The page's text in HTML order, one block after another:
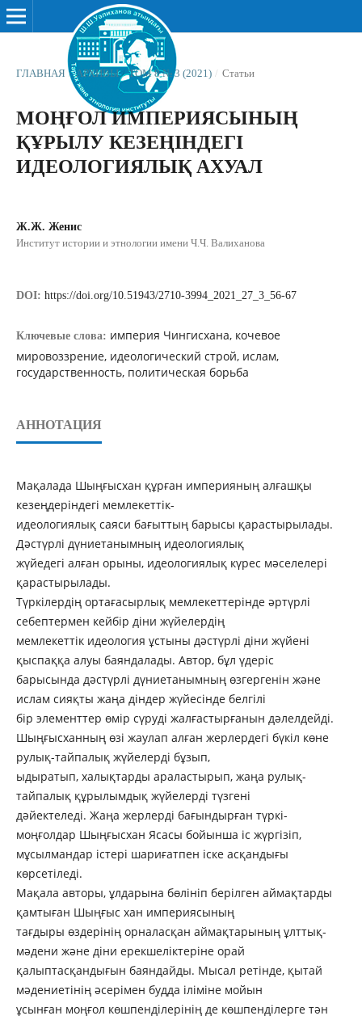
ГЛАВНАЯ / АРХИВЫ / ТОМ 8 № 3 (2021) / Статьи
МОҢҒОЛ ИМПЕРИЯСЫНЫҢ
ҚҰРЫЛУ КЕЗЕҢІНДЕГІ
ИДЕОЛОГИЯЛЫҚ АХУАЛ
Ж.Ж. Женис
Институт истории и этнологии имени Ч.Ч. Валиханова
DOI: https://doi.org/10.51943/2710-3994_2021_27_3_56-67
Ключевые слова: империя Чингисхана, кочевое
мировоззрение, идеологический строй, ислам,
государственность, политическая борьба
АННОТАЦИЯ
Мақалада Шыңғысхан құрған империяның алғашқы
кезеңдеріндегі мемлекеттік-
идеологиялық саяси бағыттың барысы қарастырылады.
Дәстүрлі дүниетанымның идеологиялық
жүйедегі алған орыны, идеологиялық күрес мәселелері
қарастырылады.
Түркілердің ортағасырлық мемлекеттерінде әртүрлі
себептермен кейбір діни жүйелердің
мемлекеттік идеология ұстыны дәстүрлі діни жүйені
қыспаққа алуы баяндалады. Автор, бұл үдеріс
барысында дәстүрлі дүниетанымның өзгергенін және
ислам сияқты жаңа діндер жүйесінде белгілі
бір элементтер өмір сүруді жалғастырғанын дәлелдейді.
Шыңғысханның өзi жаулап алған жерлердегi бүкiл көне
рулық-тайпалық жүйелердi бұзып,
ыдыратып, халықтарды араластырып, жаңа рулық-
тайпалық құрылымдық жүйелердi түзгені
дәйектеледі. Жаңа жерлердi бағындырған түркi-
моңғолдар Шыңғысхан Ясасы бойынша iс жүргiзіп,
мұсылмандар iстерi шариғатпен іске асқандығы
көрсетіледі.
Мақала авторы, ұлдарына бөлiнiп берiлген аймақтарды
қамтыған Шыңғыс хан империясының
тағдыры өздерiнiң орналасқан аймақтарының ұлттық-
мәдени және дiни ерекшелiктерiне орай
қалыптасқандығын баяндайды. Мысал ретінде, қытай
мәдениетiнiң әсерiмен будда iлiмiне мойын
ұсынған моңғол көшпендiлерiнiң де көшпендiлерге тән